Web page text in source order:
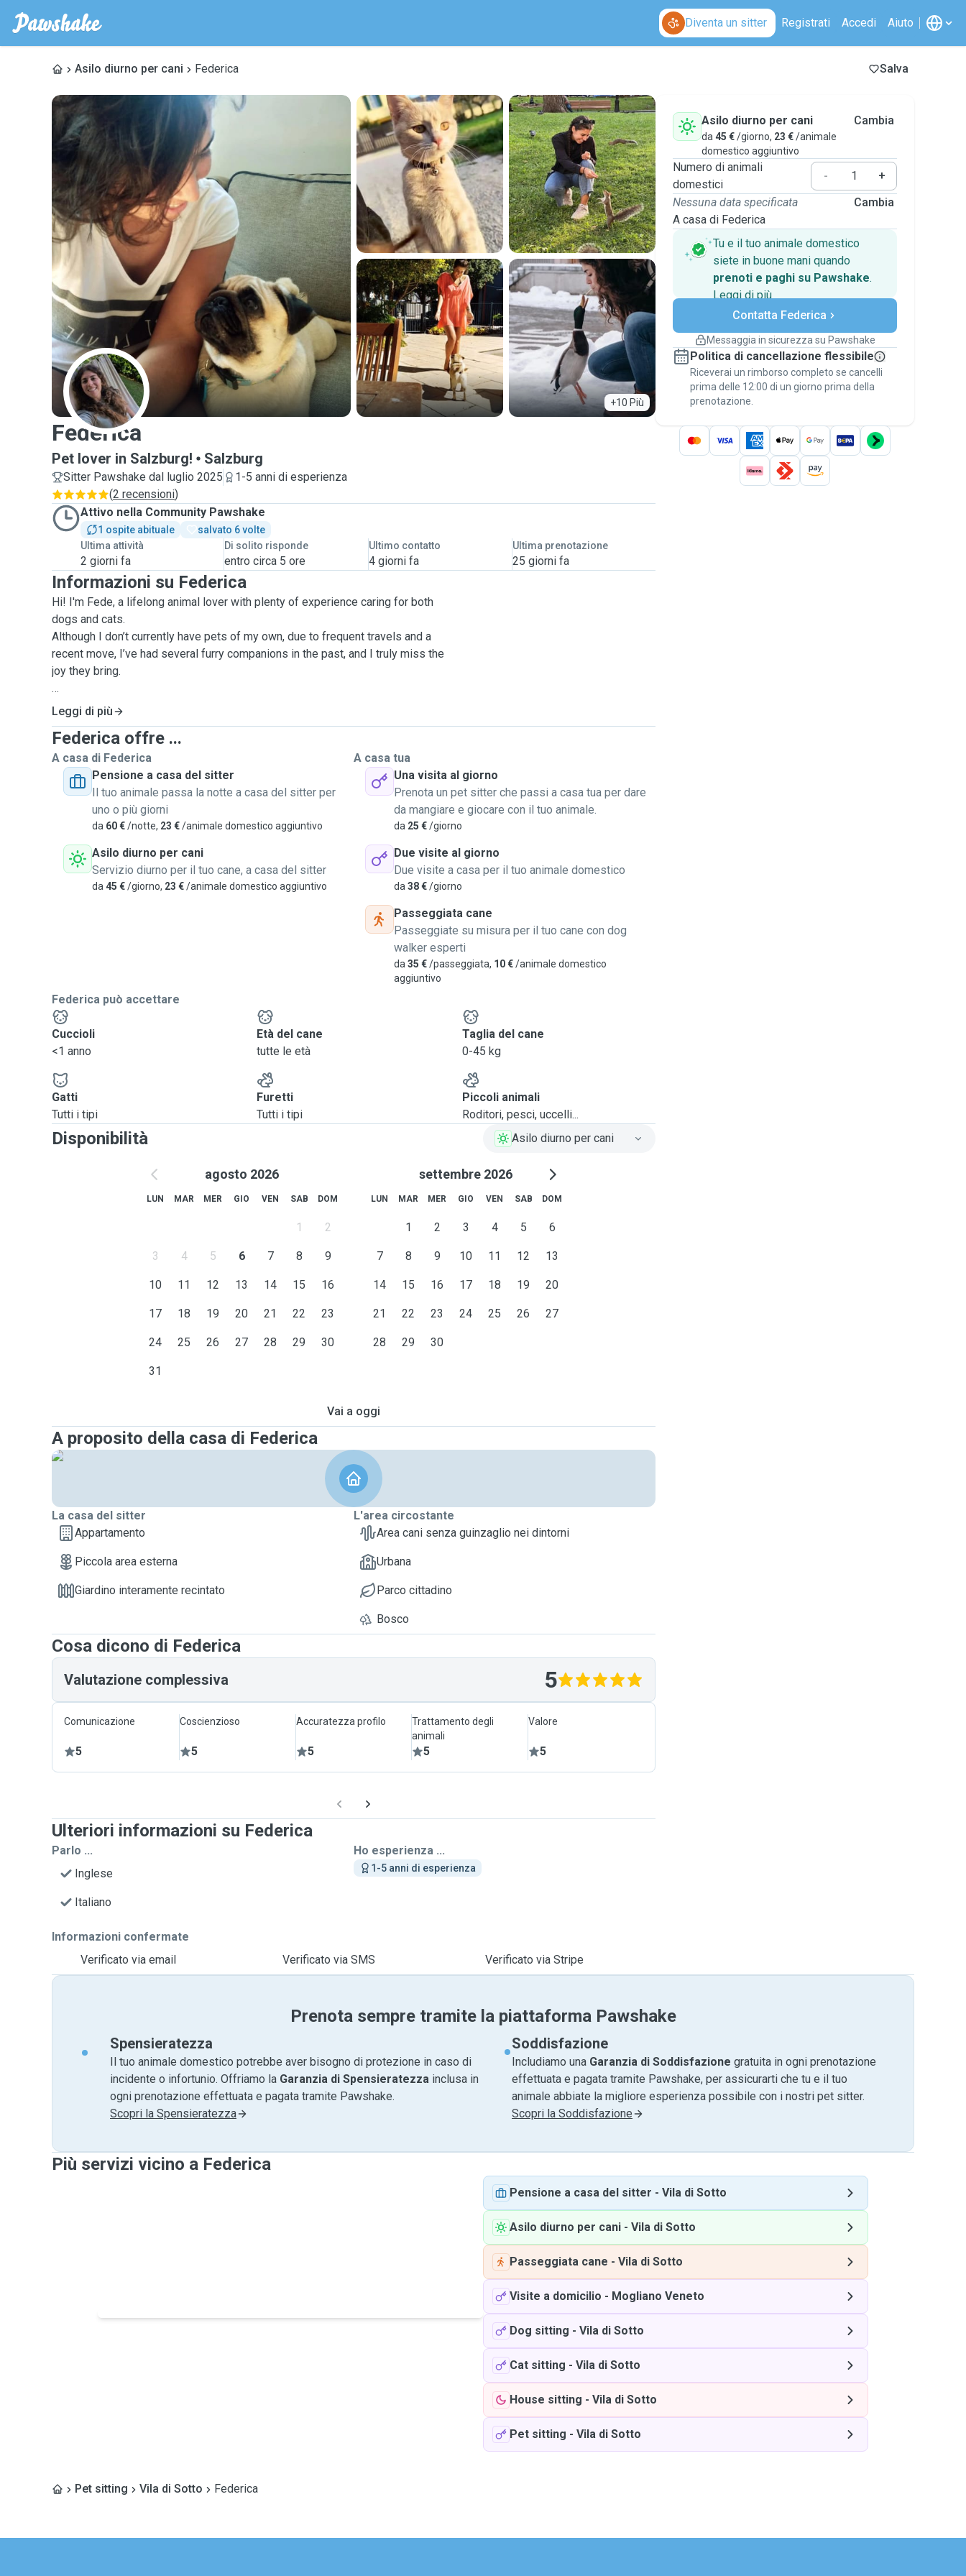
Diventa un sitter Registrati Accedi Aiuto
Asilo diurno per cani Federica Salva
+10 Più
F
Federica
Pet lover in Salzburg! Salzburg
Sitter Pawshake dal luglio 2025
1-5 anni di esperienza
(2 recensioni)
Attivo nella Community Pawshake
1 ospite abituale
salvato 6 volte
Ultima attività
2 giorni fa
Di solito risponde
entro circa 5 ore
Ultimo contatto
4 giorni fa
Ultima prenotazione
25 giorni fa
Informazioni su Federica
Hi! I'm Fede, a lifelong animal lover with plenty of experience caring for both
dogs and cats.
Although I don’t currently have pets of my own, due to frequent travels and a
recent move, I’ve had several furry companions in the past, and I truly miss the
joy they bring.
I offer dog walking, pet boarding, and home visits, all tailored to meet the needs
of your pet. I live in a cozy apartment with a small garden, perfect for some
outdoor play and relaxation.
I love spending time in nature and going on long walks, and I'd be happy to bring
your dog along for the adventure!
Whether it’s cuddles, playtime, or just someone reliable to look after your pet
while you're away, I’ll treat them as if they were my own.
Feel free to reach out - I’d love to meet you and your furry friend!
Leggi di più
Federica offre ...
A casa di Federica
Pensione a casa del sitter
Il tuo animale passa la notte a casa del sitter per
uno o più giorni
da 60 €/notte, 23 €/animale domestico aggiuntivo
Asilo diurno per cani
Servizio diurno per il tuo cane, a casa del sitter
da 45 €/giorno, 23 €/animale domestico aggiuntivo
A casa tua
Una visita al giorno
Prenota un pet sitter che passi a casa tua per dare
da mangiare e giocare con il tuo animale.
da 25 €/giorno
Due visite al giorno
Due visite a casa per il tuo animale domestico
da 38 €/giorno
Passeggiata cane
Passeggiate su misura per il tuo cane con dog
walker esperti
da 35 €/passeggiata, 10 €/animale domestico
aggiuntivo
Federica può accettare
Cuccioli
<1 anno
Età del cane
tutte le età
Taglia del cane
0-45 kg
Gatti
Tutti i tipi
Furetti
Tutti i tipi
Piccoli animali
Roditori, pesci, uccelli...
Disponibilità Asilo diurno per cani
agosto 2026
LUN MAR MER GIO VEN SAB DOM
1 2
3 4 5 6 7 8 9
10 11 12 13 14 15 16
17 18 19 20 21 22 23
24 25 26 27 28 29 30
31
settembre 2026
LUN MAR MER GIO VEN SAB DOM
1 2 3 4 5 6
7 8 9 10 11 12 13
14 15 16 17 18 19 20
21 22 23 24 25 26 27
28 29 30
Vai a oggi
A proposito della casa di Federica
La casa del sitter
Appartamento
Piccola area esterna
Giardino interamente recintato
L'area circostante
Area cani senza guinzaglio nei dintorni
Urbana
Parco cittadino
Bosco
Cosa dicono di Federica
Valutazione complessiva 5
Comunicazione
5
Coscienzioso
5
Accuratezza profilo
5
Trattamento degli
animali
5
Valore
5
Ulteriori informazioni su Federica
Parlo ...
Inglese
Italiano
Ho esperienza ...
1-5 anni di esperienza
Informazioni confermate
Verificato via email
Verificato via SMS Verificato via Stripe
Asilo diurno per cani
da 45 €/giorno, 23 €/animale
domestico aggiuntivo
Cambia
Numero di animali
domestici
-
+
Nessuna data specificata
A casa di Federica
Cambia
Tu e il tuo animale domestico
siete in buone mani quando
prenoti e paghi su Pawshake.
Leggi di piùPagamenti sicuri
Assistenza se i piani
Prenotazioni coperte
Stai su Pawshake - dal primo messaggio al
pagamento - per attivare laGaranzia
Pawshake.
Contatta Federica
Messaggia in sicurezza su Pawshake
Politica di cancellazione flessibile
Riceverai un rimborso completo se cancelli
prima delle 12:00 di un giorno prima della
prenotazione.
Prenota sempre tramite la piattaforma Pawshake
Spensieratezza
Il tuo animale domestico potrebbe aver bisogno di protezione in caso di
incidente o infortunio. Offriamo la Garanzia di Spensieratezza inclusa in
ogni prenotazione effettuata e pagata tramite Pawshake.
Scopri la Spensieratezza
Soddisfazione
Includiamo una Garanzia di Soddisfazione gratuita in ogni prenotazione
effettuata e pagata tramite Pawshake, per assicurarti che tu e il tuo
animale abbiate la migliore esperienza possibile con i nostri pet sitter.
Scopri la Soddisfazione
Più servizi vicino a Federica
Pensione a casa del sitter - Vila di Sotto
Asilo diurno per cani - Vila di Sotto
Passeggiata cane - Vila di Sotto
Visite a domicilio - Mogliano Veneto
Dog sitting - Vila di Sotto
Cat sitting - Vila di Sotto
House sitting - Vila di Sotto
Pet sitting - Vila di Sotto
Pet sitting Vila di Sotto Federica